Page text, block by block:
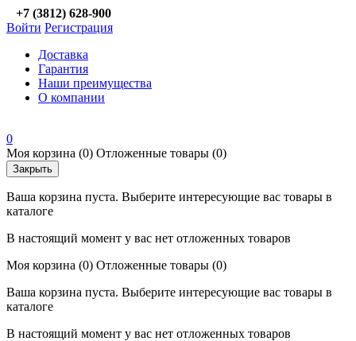
+7 (3812) 628-900
Войти Регистрация
Доставка
Гарантия
Наши преимущества
О компании
0
Моя корзина (0) Отложенные товары (0)
Закрыть
Ваша корзина пуста. Выберите интересующие вас товары в
каталоге
В настоящий момент у вас нет отложенных товаров
Моя корзина (0) Отложенные товары (0)
Ваша корзина пуста. Выберите интересующие вас товары в
каталоге
В настоящий момент у вас нет отложенных товаров